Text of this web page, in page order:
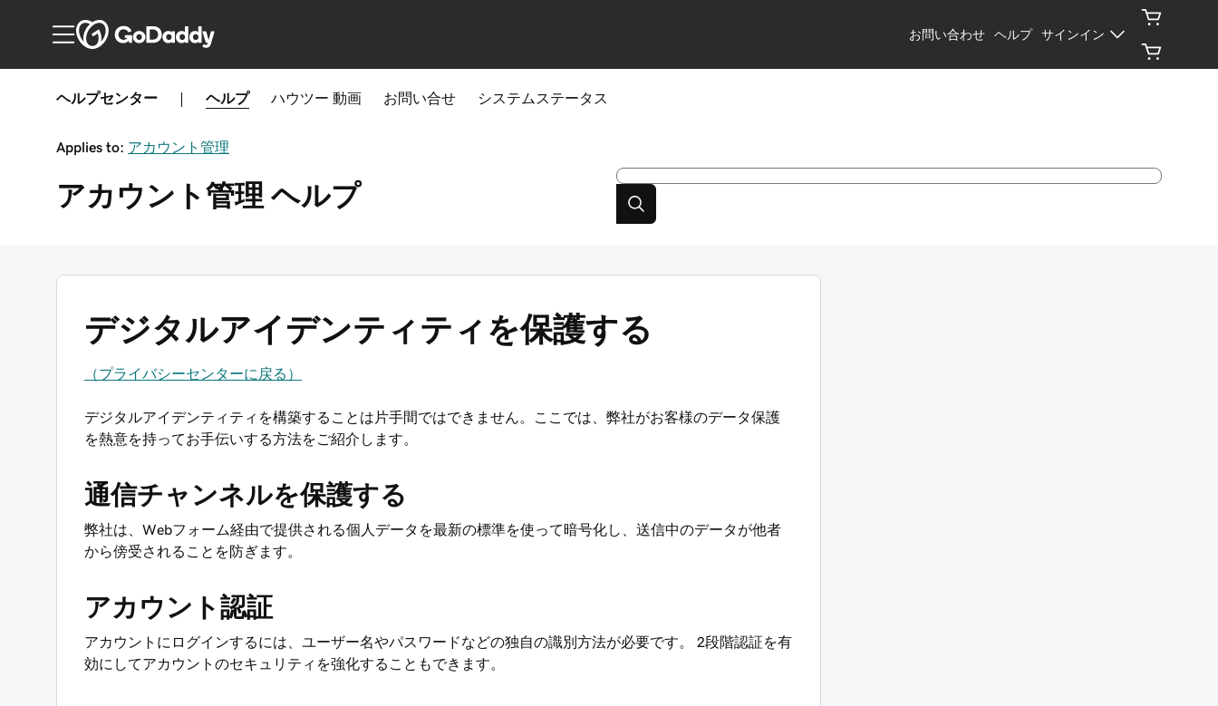
お問い合わせ ヘルプ サインイン
ヘルプセンター ヘルプ ハウツー 動画 お問い合せ システムステータス
Applies to: アカウント管理
アカウント管理 ヘルプ
デジタルアイデンティティを保護する
（プライバシーセンターに戻る）
デジタルアイデンティティを構築することは片手間ではできません。ここでは、弊社がお客様のデータ保護
を熱意を持ってお手伝いする方法をご紹介します。
通信チャンネルを保護する
弊社は、Webフォーム経由で提供される個人データを最新の標準を使って暗号化し、送信中のデータが他者
から傍受されることを防ぎます。
アカウント認証
アカウントにログインするには、ユーザー名やパスワードなどの独自の識別方法が必要です。 2段階認証を有
効にしてアカウントのセキュリティを強化することもできます。